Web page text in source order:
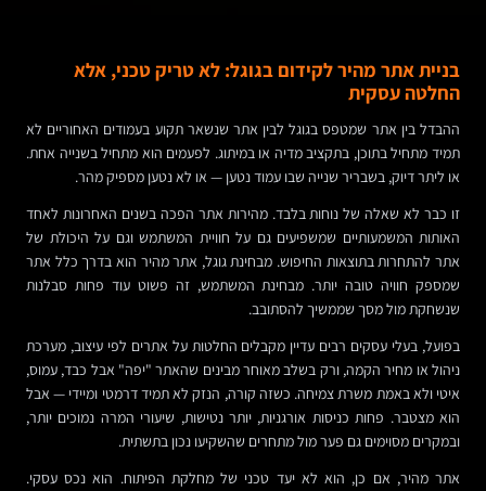
בניית אתר מהיר לקידום בגוגל: לא טריק טכני, אלא
החלטה עסקית
ההבדל בין אתר שמטפס בגוגל לבין אתר שנשאר תקוע בעמודים האחוריים לא
תמיד מתחיל בתוכן, בתקציב מדיה או במיתוג. לפעמים הוא מתחיל בשנייה אחת.
או ליתר דיוק, בשבריר שנייה שבו עמוד נטען — או לא נטען מספיק מהר.
זו כבר לא שאלה של נוחות בלבד. מהירות אתר הפכה בשנים האחרונות לאחד
האותות המשמעותיים שמשפיעים גם על חוויית המשתמש וגם על היכולת של
אתר להתחרות בתוצאות החיפוש. מבחינת גוגל, אתר מהיר הוא בדרך כלל אתר
שמספק חוויה טובה יותר. מבחינת המשתמש, זה פשוט עוד פחות סבלנות
שנשחקת מול מסך שממשיך להסתובב.
בפועל, בעלי עסקים רבים עדיין מקבלים החלטות על אתרים לפי עיצוב, מערכת
ניהול או מחיר הקמה, ורק בשלב מאוחר מבינים שהאתר "יפה" אבל כבד, עמוס,
איטי ולא באמת משרת צמיחה. כשזה קורה, הנזק לא תמיד דרמטי ומיידי — אבל
הוא מצטבר. פחות כניסות אורגניות, יותר נטישות, שיעורי המרה נמוכים יותר,
ובמקרים מסוימים גם פער מול מתחרים שהשקיעו נכון בתשתית.
אתר מהיר, אם כן, הוא לא יעד טכני של מחלקת הפיתוח. הוא נכס עסקי.